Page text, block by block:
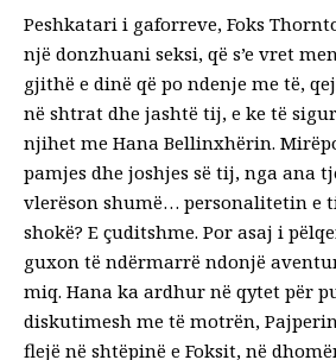
Peshkatari i gaforreve, Foks
një donzhuani seksi, që s’e vret
gjithë e dinë që po ndenje me të,
në shtrat dhe jashtë tij, e ke të
njihet me Hana Bellinxhërin.
pamjes dhe joshjes së tij, nga ana
vlerëson shumë… personalitetin e
shokë? E çuditshme. Por asaj i
guxon të ndërmarrë ndonjë
miq. Hana ka ardhur në qytet për
diskutimesh me të motrën,
flejë në shtëpinë e Foksit, në